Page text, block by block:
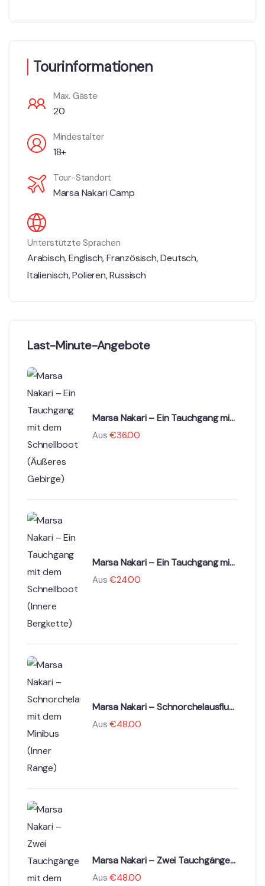
Tourinformationen
Max. Gäste
20
Mindestalter
18+
Tour-Standort
Marsa Nakari Camp
Unterstützte Sprachen
Arabisch,Englisch,Französisch,Deutsch,
Italienisch,Polieren,Russisch
Last-Minute-Angebote
Marsa Nakari – Ein Tauchgang mit
dem Schnellboot (Äußeres
Aus €36.00
Marsa Nakari – Ein Tauchgang mit
dem Schnellboot (Innere
Aus €24.00
Marsa Nakari – Schnorchelausflug
mit dem Minibus (Inner Range)
Aus €48.00
Marsa Nakari – Zwei Tauchgänge
mit dem Minibus (Innere
Aus €48.00